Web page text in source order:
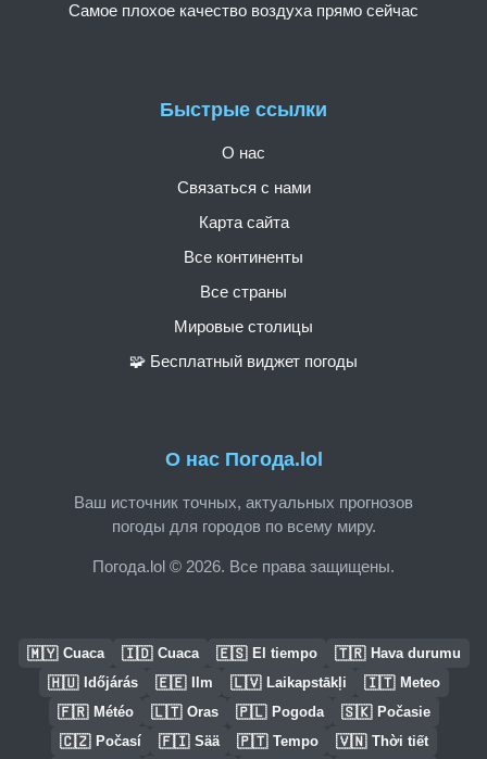
О нас Погода.lol
Ваш источник точных, актуальных прогнозов
погоды для городов по всему миру.
Погода.lol © 2026. Все права защищены.
Быстрые ссылки
О нас
Связаться с нами
Карта сайта
Все континенты
Все страны
Мировые столицы
🧩 Бесплатный виджет погоды
Самое плохое качество воздуха прямо сейчас
🇲🇾 Cuaca 🇮🇩 Cuaca 🇪🇸 El tiempo 🇹🇷 Hava durumu
🇭🇺 Időjárás 🇪🇪 Ilm 🇱🇻 Laikapstākļi 🇮🇹 Meteo
🇫🇷 Météo 🇱🇹 Oras 🇵🇱 Pogoda 🇸🇰 Počasie
🇨🇿 Počasí 🇫🇮 Sää 🇵🇹 Tempo 🇻🇳 Thời tiết